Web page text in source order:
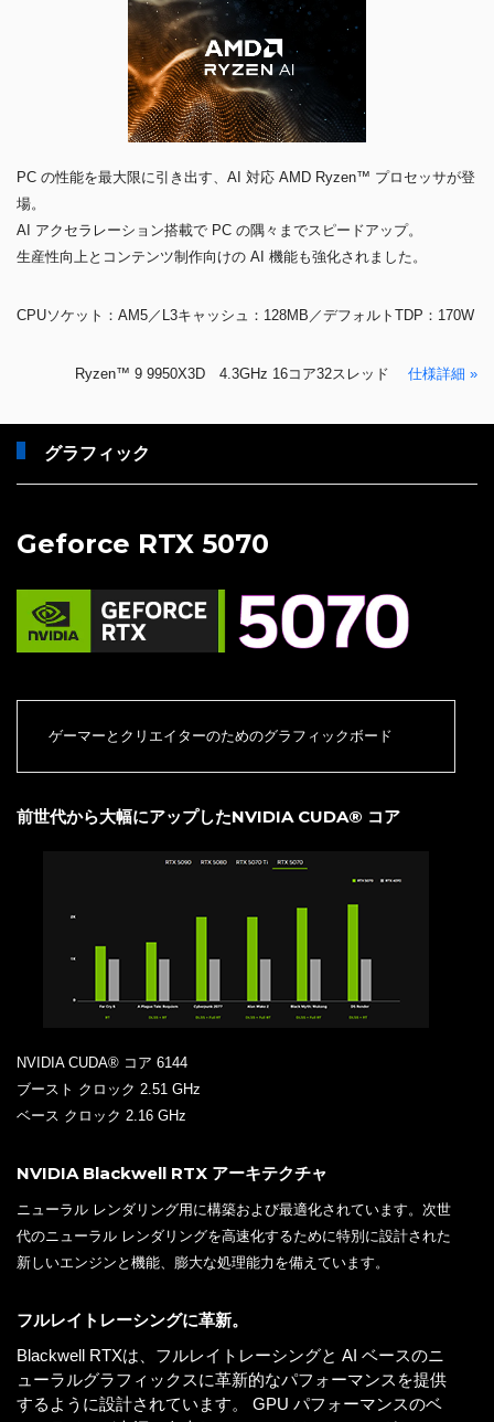
PC の性能を最大限に引き出す、AI 対応 AMD Ryzen™ プロセッサが登
場。
AI アクセラレーション搭載で PC の隅々までスピードアップ。
生産性向上とコンテンツ制作向けの AI 機能も強化されました。
CPUソケット：AM5／L3キャッシュ：128MB／デフォルトTDP：170W
Ryzen™ 9 9950X3D 4.3GHz 16コア32スレッド 仕様詳細 »
グラフィック
Geforce RTX 5070
ゲーマーとクリエイターのためのグラフィックボード
前世代から大幅にアップしたNVIDIA CUDA® コア
NVIDIA CUDA® コア 6144
ブースト クロック 2.51 GHz
ベース クロック 2.16 GHz
NVIDIA Blackwell RTX アーキテクチャ
ニューラル レンダリング用に構築および最適化されています。次世
代のニューラル レンダリングを高速化するために特別に設計された
新しいエンジンと機能、膨大な処理能力を備えています。
フルレイトレーシングに革新。
Blackwell RTXは、フルレイトレーシングと AI ベースのニ
ューラルグラフィックスに革新的なパフォーマンスを提供
するように設計されています。 GPU パフォーマンスのベ